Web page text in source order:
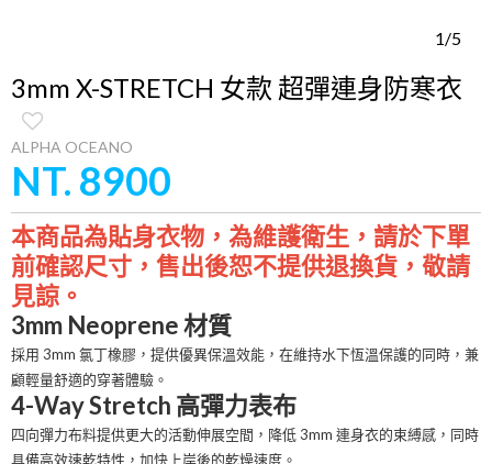
1/5
3mm X-STRETCH 女款 超彈連身防寒衣
ALPHA OCEANO
NT. 8900
本商品為貼身衣物，為維護衛生，請於下單
前確認尺寸，售出後恕不提供退換貨，敬請
見諒。
3mm Neoprene 材質
採用 3mm 氯丁橡膠，提供優異保溫效能，在維持水下恆溫保護的同時，兼
顧輕量舒適的穿著體驗。
4-Way Stretch 高彈力表布
四向彈力布料提供更大的活動伸展空間，降低 3mm 連身衣的束縛感，同時
具備高效速乾特性，加快上岸後的乾燥速度。